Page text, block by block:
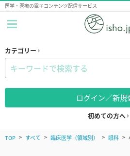
医学・医療の電子コンテンツ配信サービス
カテゴリー
ログイン／新規
初めての方へ
TOP すべて 臨床医学（領域別） 眼科